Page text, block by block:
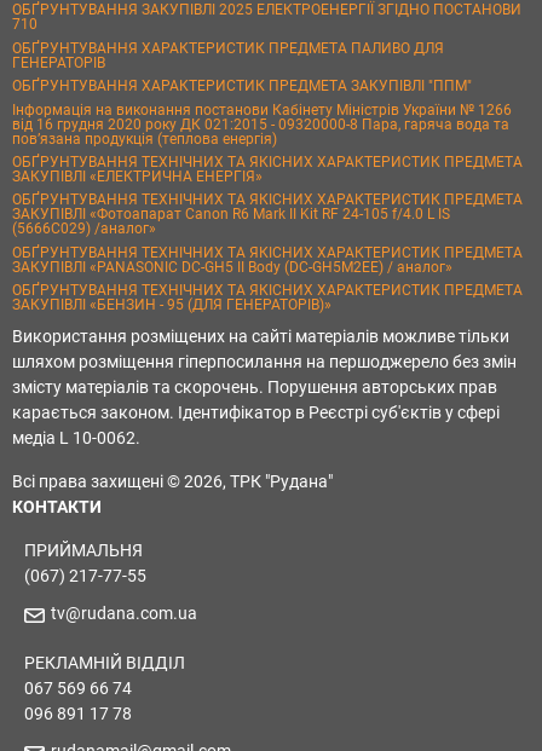
ОБҐРУНТУВАННЯ ЗАКУПІВЛІ 2025 ЕЛЕКТРОЕНЕРГІЇ ЗГІДНО ПОСТАНОВИ
710
ОБҐРУНТУВАННЯ ХАРАКТЕРИСТИК ПРЕДМЕТА ПАЛИВО ДЛЯ
ГЕНЕРАТОРІВ
ОБҐРУНТУВАННЯ ХАРАКТЕРИСТИК ПРЕДМЕТА ЗАКУПІВЛІ "ППМ"
Інформація на виконання постанови Кабінету Міністрів України № 1266
від 16 грудня 2020 року ДК 021:2015 - 09320000-8 Пара, гаряча вода та
пов’язана продукція (теплова енергія)
ОБҐРУНТУВАННЯ ТЕХНІЧНИХ ТА ЯКІСНИХ ХАРАКТЕРИСТИК ПРЕДМЕТА
ЗАКУПІВЛІ «ЕЛЕКТРИЧНА ЕНЕРГІЯ»
ОБҐРУНТУВАННЯ ТЕХНІЧНИХ ТА ЯКІСНИХ ХАРАКТЕРИСТИК ПРЕДМЕТА
ЗАКУПІВЛІ «Фотоапарат Canon R6 Mark II Kit RF 24-105 f/4.0 L IS
(5666C029) /аналог»
ОБҐРУНТУВАННЯ ТЕХНІЧНИХ ТА ЯКІСНИХ ХАРАКТЕРИСТИК ПРЕДМЕТА
ЗАКУПІВЛІ «PANASONIC DC-GH5 II Body (DC-GH5M2EE) / аналог»
ОБҐРУНТУВАННЯ ТЕХНІЧНИХ ТА ЯКІСНИХ ХАРАКТЕРИСТИК ПРЕДМЕТА
ЗАКУПІВЛІ «БЕНЗИН - 95 (ДЛЯ ГЕНЕРАТОРІВ)»
Використання розміщених на сайті матеріалів можливе тільки
шляхом розміщення гіперпосилання на першоджерело без змін
змісту матеріалів та скорочень. Порушення авторських прав
карається законом. Ідентифікатор в Реєстрі суб'єктів у сфері
медіа L 10-0062.
Всі права захищені © 2026, ТРК "Рудана"
КОНТАКТИ
ПРИЙМАЛЬНЯ
(067) 217-77-55
tv@rudana.com.ua
РЕКЛАМНІЙ ВІДДІЛ
067 569 66 74
096 891 17 78